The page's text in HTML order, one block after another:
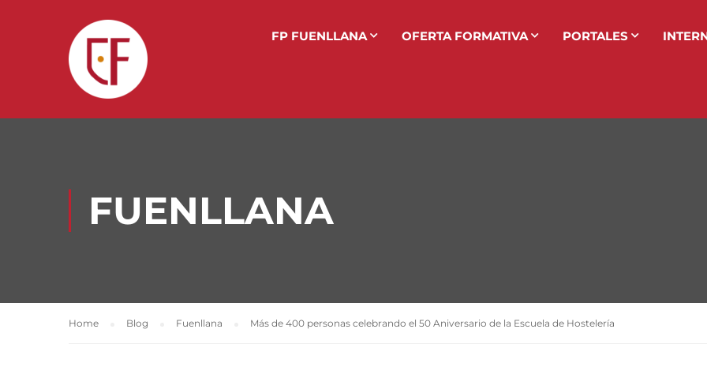
FP FUENLLANA OFERTA FORMATIVA PORTALES
FUENLLANA
Home Blog Fuenllana Más de 400 personas celebrando el 50 Aniversario de la Escuela de Hostelería